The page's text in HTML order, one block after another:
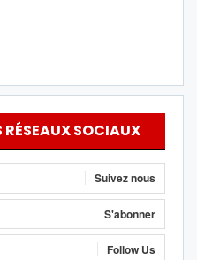
RÉSEAUX SOCIAUX
Suivez nous
S'abonner
Follow Us